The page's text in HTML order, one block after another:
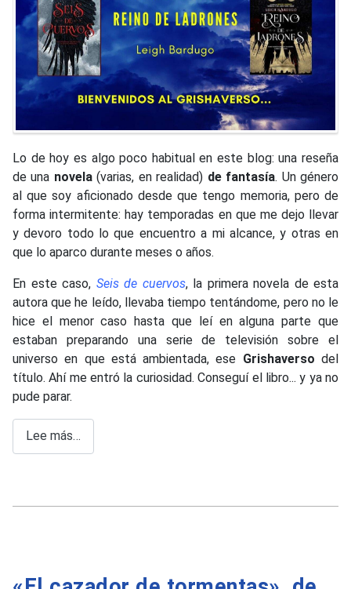
Lo de hoy es algo poco habitual en este blog: una reseña
de una novela(varias, en realidad) de fantasía. Un género
al que soy aficionado desde que tengo memoria, pero de
forma intermitente: hay temporadas en que me dejo llevar
y devoro todo lo que encuentro a mi alcance, y otras en
que lo aparco durante meses o años.
En este caso, Seis de cuervos, la primera novela de esta
autora que he leído, llevaba tiempo tentándome, pero no le
hice el menor caso hasta que leí en alguna parte que
estaban preparando una serie de televisión sobre el
universo en que está ambientada, ese Grishaverso del
título. Ahí me entró la curiosidad. Conseguí el libro... y ya no
pude parar.
Lee más…